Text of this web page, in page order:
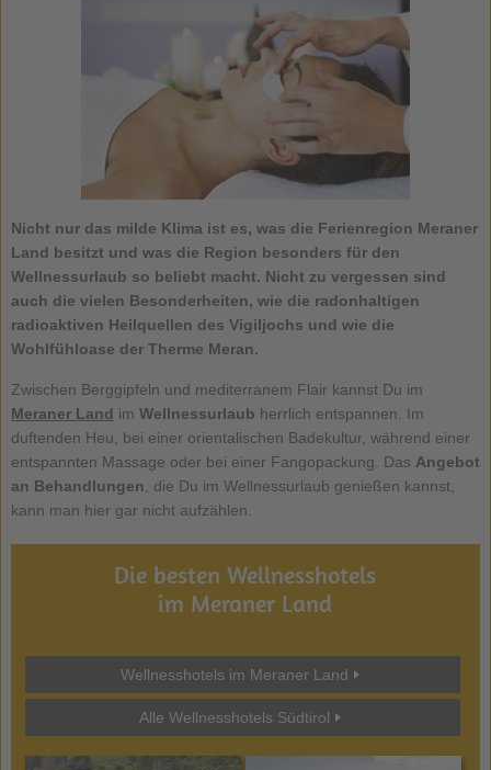
Nicht nur das milde Klima ist es, was die Ferienregion Meraner
Land besitzt und was die Region besonders für den
Wellnessurlaub so beliebt macht. Nicht zu vergessen sind
auch die vielen Besonderheiten, wie die radonhaltigen
radioaktiven Heilquellen des Vigiljochs und wie die
Wohlfühloase der Therme Meran.
Zwischen Berggipfeln und mediterranem Flair kannst Du im
Meraner Land im Wellnessurlaub herrlich entspannen. Im
duftenden Heu, bei einer orientalischen Badekultur, während einer
entspannten Massage oder bei einer Fangopackung. Das Angebot
an Behandlungen , die Du im Wellnessurlaub genießen kannst,
kann man hier gar nicht aufzählen.
Die besten Wellnesshotels
im Meraner Land
Wellnesshotels im Meraner Land
Alle Wellnesshotels Südtirol